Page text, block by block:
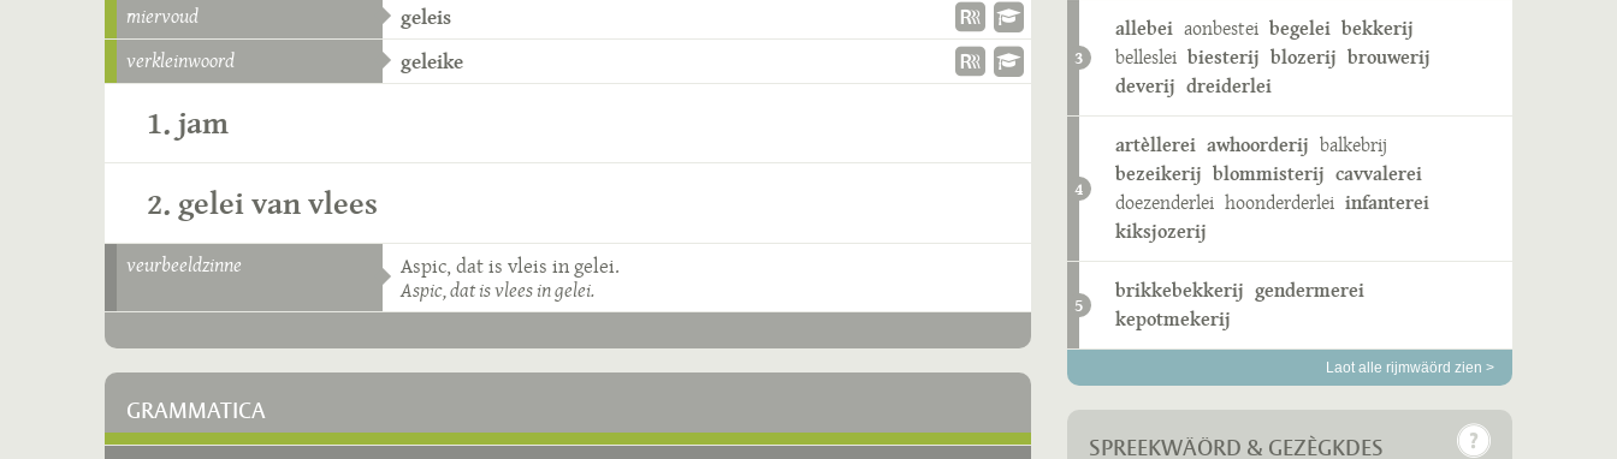
miervoud
geleis
verkleinwoord
geleike
1. jam
2. gelei van vlees
veurbeeldzinne
Aspic, dat is vleis in gelei.
Aspic, dat is vlees in gelei.
GRAMMATICA
3
allebei aonbestei begelei bekkerij
belleslei biesterij blozerij brouwerij
deverij dreiderlei
4
artèllerei awhoorderij balkebrij
bezeikerij blommisterij cavvalerei
doezenderlei hoonderderlei infanterei
kiksjozerij
5
brikkebekkerij gendermerei
kepotmekerij
Laot alle rijmwäörd zien >
SPREEKWÄÖRD & GEZÈGKDES